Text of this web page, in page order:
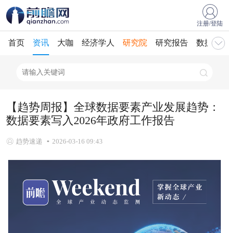
注册/登陆
首页 资讯 大咖 经济学人 研究院 研究报告 数据库
【趋势周报】全球数据要素产业发展趋势：
数据要素写入2026年政府工作报告
趋势速递 2026-03-16 09:43